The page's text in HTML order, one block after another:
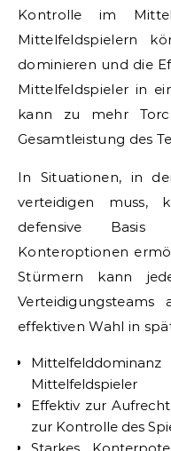
Kontrolle im
Mittelfeldspielern
dominieren und die
Mittelfeldspieler in
kann zu mehr
Gesamtleistung des
In Situationen, in
verteidigen muss,
defensive
Konteroptionen
Stürmern kann
effektiven Wahl in
Mittelfeldspieler
Effektiv zur
zur Kontrolle des